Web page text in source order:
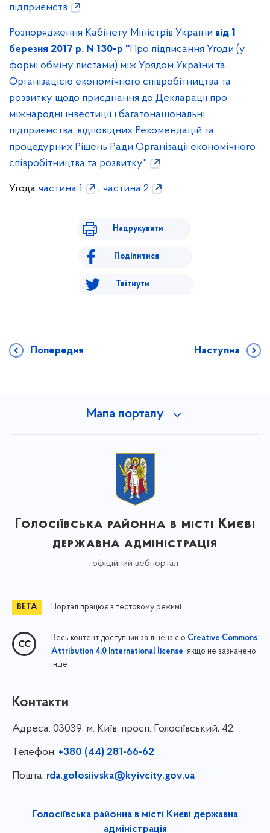
підприємств
Розпорядження Кабінету Міністрів України від 1
березня 2017 р. N 130-р "Про підписання Угоди (у
формі обміну листами) між Урядом України та
Організацією економічного співробітництва та
розвитку щодо приєднання до Декларації про
міжнародні інвестиції і багатонаціональні
підприємства, відповідних Рекомендацій та
процедурних Рішень Ради Організації економічного
співробітництва та розвитку"
Угода частина 1 , частина 2
Надрукувати
Поділитися
Твітнути
Попередня Наступна
Мапа порталу
Голосіївська районна в місті Києві
державна адміністрація
офіційний вебпортал
Портал працює в тестовому режимі
Весь контент доступний за ліцензією Creative Commons
Attribution 4.0 International license, якщо не зазначено
інше
Контакти
Адреса: 03039, м. Київ, просп. Голосіївський, 42
Телефон: +380 (44) 281-66-62
Пошта: rda.golosiivska@kyivcity.gov.ua
Голосіївська районна в місті Києві державна
адміністрація